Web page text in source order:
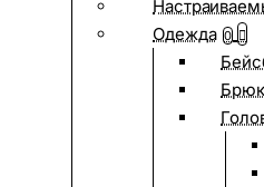
Одежда 0